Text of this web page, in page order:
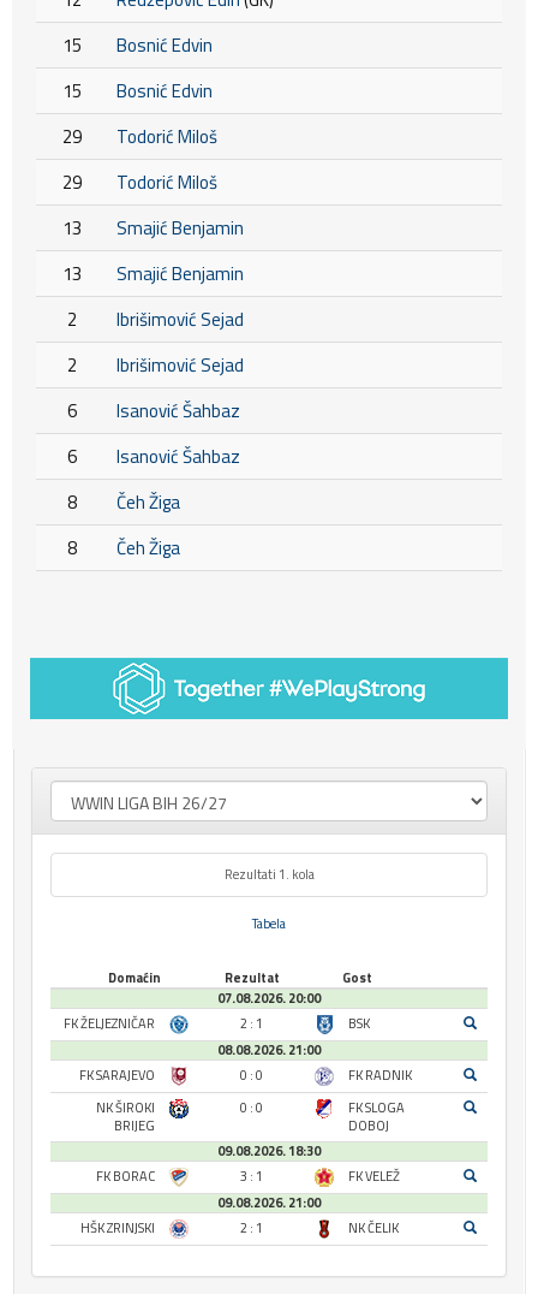
15
Bosnić Edvin
15
Bosnić Edvin
29
Todorić Miloš
29
Todorić Miloš
13
Smajić Benjamin
13
Smajić Benjamin
2
Ibrišimović Sejad
2
Ibrišimović Sejad
6
Isanović Šahbaz
6
Isanović Šahbaz
8
Čeh Žiga
8
Čeh Žiga
Rezultati 1. kola
Tabela
Domaćin Rezultat
Gost
07.08.2026. 20:00
FK ŽELJEZNIČAR
2 : 1
BSK
08.08.2026. 21:00
FK SARAJEVO
0 : 0
FK RADNIK
NK ŠIROKI
BRIJEG
0 : 0
FK SLOGA
DOBOJ
09.08.2026. 18:30
FK BORAC
3 : 1
FK VELEŽ
09.08.2026. 21:00
HŠK ZRINJSKI
2 : 1 NK ČELIK